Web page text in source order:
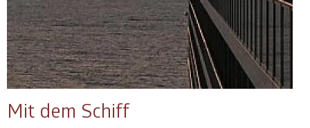
Mit dem Schiff